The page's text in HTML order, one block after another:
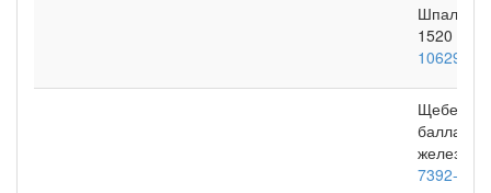
Шпалы
1520 мм
10629-88
Щебень
7392-85